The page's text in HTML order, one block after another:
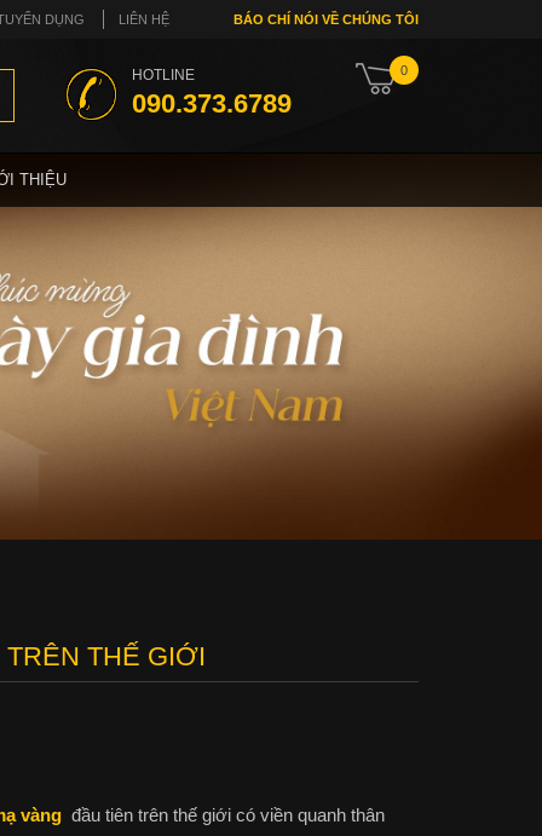
DỤNG LIÊN HỆ BÁO CHÍ NÓI VỀ CHÚNG TÔI
HOTLINE
090.373.6789
0
THIỆU
THẾ GIỚI
vàng đầu tiên trên thế giới có viền quanh thân